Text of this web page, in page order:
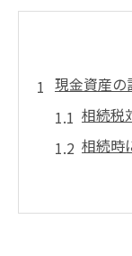
現金資産の
相続税
相続時
現金